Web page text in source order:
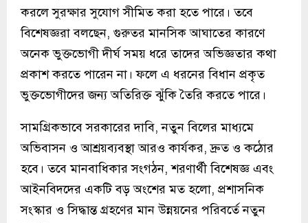
করলে সুরক্ষার সুযোগ সীমিত করা হতে পারে। তবে
বিশেষজ্ঞরা বলছেন, গুরুতর মানসিক আঘাতের কারণে
অনেক ভুক্তভোগী দীর্ঘ সময় ধরে তাদের অভিজ্ঞতার কথা
প্রকাশ করতে পারেন না। ফলে এ ধরনের বিধান প্রকৃত
ভুক্তভোগীদের জন্য অতিরিক্ত ঝুঁকি তৈরি করতে পারে।
সামগ্রিকভাবে সরকারের দাবি, নতুন বিলের মাধ্যমে
অভিবাসন ও আশ্রয়ব্যবস্থা আরও কার্যকর, দ্রুত ও কঠোর
হবে। তবে মানবাধিকার সংগঠন, শরণার্থী বিশেষজ্ঞ এবং
আইনবিদদের একটি বড় অংশের মত হলো, প্রশাসনিক
সংস্কার ও সিদ্ধান্ত গ্রহণের মান উন্নয়নের পরিবর্তে নতুন